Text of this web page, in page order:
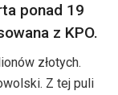
ponad 19
z KPO.
złotych.
Z tej puli